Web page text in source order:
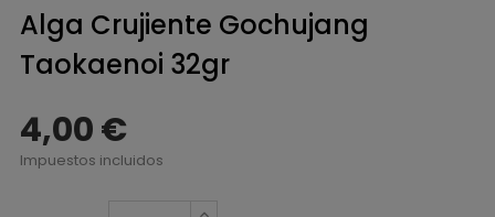
Alga Crujiente Gochujang
Taokaenoi 32gr
4,00 €
Impuestos incluidos